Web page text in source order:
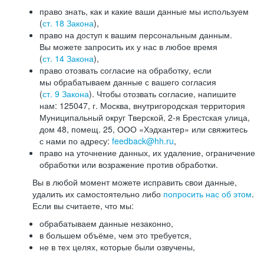
право знать, как и какие ваши данные мы используем
(ст. 18 Закона),
право на доступ к вашим персональным данным.
Вы можете запросить их у нас в любое время
(ст. 14 Закона),
право отозвать согласие на обработку, если
мы обрабатываем данные с вашего согласия
(ст. 9 Закона). Чтобы отозвать согласие, напишите
нам: 125047, г. Москва, внутригородская территория
Муниципальный округ Тверской, 2-я Брестская улица,
дом 48, помещ. 25, ООО «Хэдхантер» или свяжитесь
с нами по адресу: feedback@hh.ru,
право на уточнение данных, их удаление, ограничение
обработки или возражение против обработки.
Вы в любой момент можете исправить свои данные,
удалить их самостоятельно либо попросить нас об этом.
Если вы считаете, что мы:
обрабатываем данные незаконно,
в большем объёме, чем это требуется,
не в тех целях, которые были озвучены,